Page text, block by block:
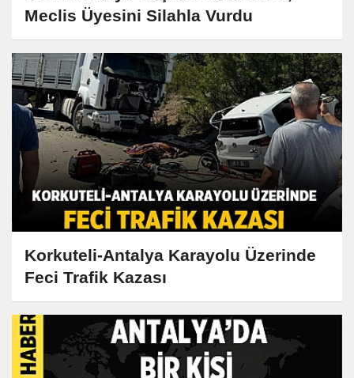
Meclis Üyesini Silahla Vurdu
Korkuteli-Antalya Karayolu Üzerinde
Feci Trafik Kazası